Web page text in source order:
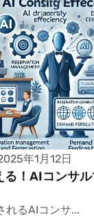
年1月12日
る！AIコンサ
れるAIコンサ...